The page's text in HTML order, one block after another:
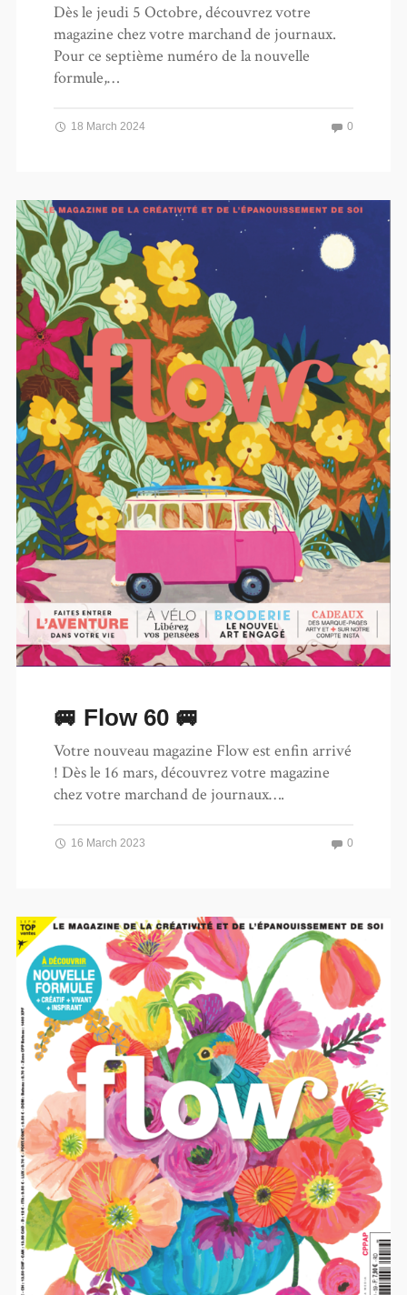
Dès le jeudi 5 Octobre, découvrez votre
magazine chez votre marchand de journaux.
Pour ce septième numéro de la nouvelle
formule,…
18 March 2024 0
🚐 Flow 60 🚐
Votre nouveau magazine Flow est enfin arrivé
! Dès le 16 mars, découvrez votre magazine
chez votre marchand de journaux….
16 March 2023 0